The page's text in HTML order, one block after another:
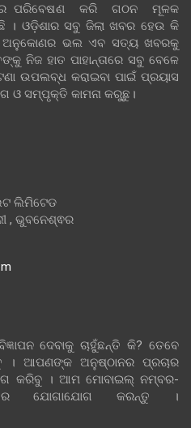
ପରିବେଷଣ କରି ଗଠନ ମୂଳକ
। ଓଡ଼ିଶାର ସବୁ ଜିଲା ଖବର ହେଉ କି
ଅନୁକୋଣର ଭଲ ଏବ ସତ୍ୟ ଖବରକୁ
ନିଜ ହାତ ପାହାନ୍ତାରେ ସବୁ ବେଳେ
ଉପଲବ୍ଧ କରାଇବା ପାଇଁ ପ୍ରୟାସ
ଓ ସମ୍ପୃକ୍ତି କାମନା କରୁଛୁ।
ଲିମିଟେଡ
, ଭୁବନେଶ୍ଵର
ଦେବାକୁ ଚାହୁଁଛନ୍ତି କି? ତେବେ
ଆପଣଙ୍କ ଅନୁଷ୍ଠାନର ପ୍ରଚାର
କରିବୁ । ଆମ ମୋବାଇଲ୍ ନମ୍ବର-
ଯୋଗାଯୋଗ କରନ୍ତୁ ।